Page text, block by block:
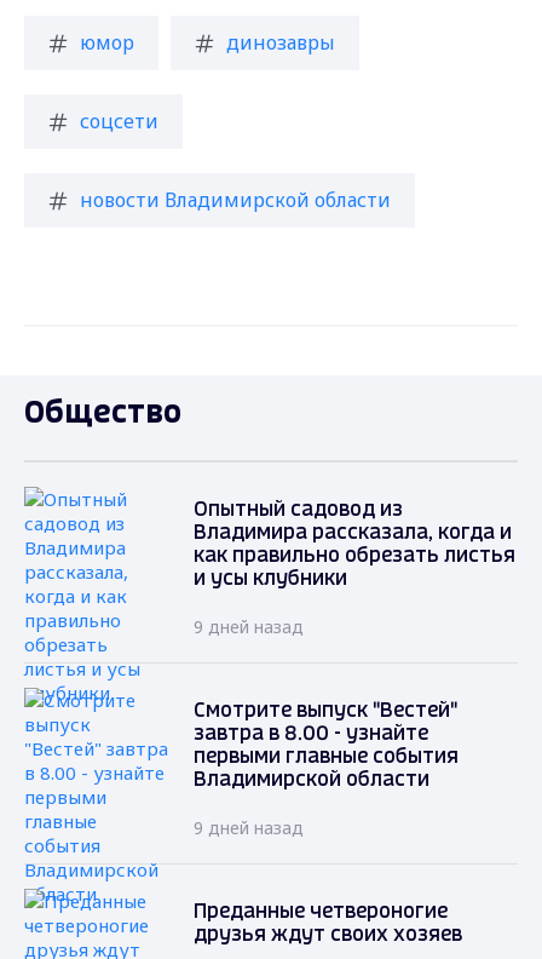
юмор динозавры
соцсети
новости Владимирской области
Общество
Опытный садовод из
Владимира рассказала, когда и
как правильно обрезать листья
и усы клубники
9 дней назад
Смотрите выпуск "Вестей"
завтра в 8.00 - узнайте
первыми главные события
Владимирской области
9 дней назад
Преданные четвероногие
друзья ждут своих хозяев